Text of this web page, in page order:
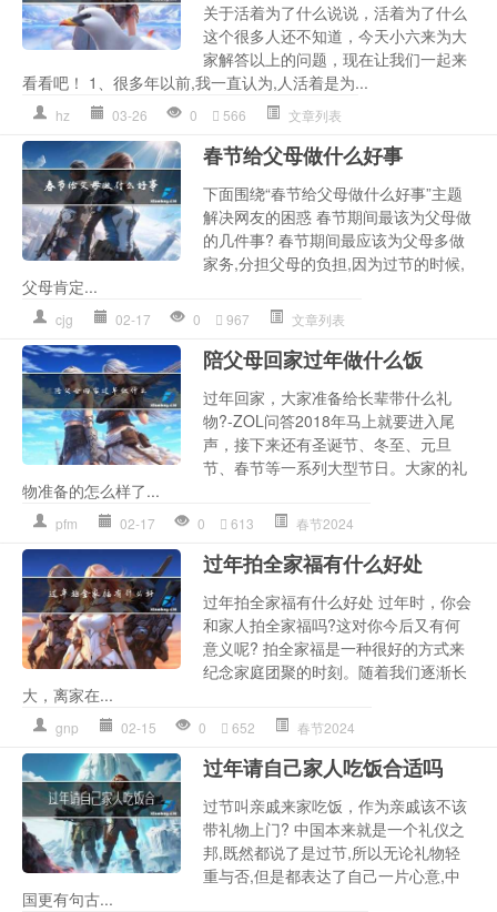
关于活着为了什么说说，活着为了什么
这个很多人还不知道，今天小六来为大
家解答以上的问题，现在让我们一起来
看看吧！ 1、很多年以前,我一直认为,人活着是为...
hz 03-26 0 566 文章列表
春节给父母做什么好事
下面围绕“春节给父母做什么好事”主题
解决网友的困惑 春节期间最该为父母做
的几件事? 春节期间最应该为父母多做
家务,分担父母的负担,因为过节的时候,
父母肯定...
cjg 02-17 0 967 文章列表
陪父母回家过年做什么饭
过年回家，大家准备给长辈带什么礼
物?-ZOL问答2018年马上就要进入尾
声，接下来还有圣诞节、冬至、元旦
节、春节等一系列大型节日。大家的礼
物准备的怎么样了...
pfm 02-17 0 613 春节2024
过年拍全家福有什么好处
过年拍全家福有什么好处 过年时，你会
和家人拍全家福吗?这对你今后又有何
意义呢? 拍全家福是一种很好的方式来
纪念家庭团聚的时刻。随着我们逐渐长
大，离家在...
gnp 02-15 0 652 春节2024
过年请自己家人吃饭合适吗
过节叫亲戚来家吃饭，作为亲戚该不该
带礼物上门? 中国本来就是一个礼仪之
邦,既然都说了是过节,所以无论礼物轻
重与否,但是都表达了自己一片心意,中
国更有句古...